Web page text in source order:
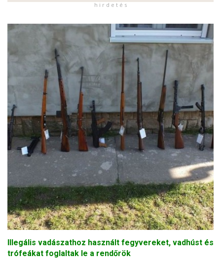
h i r d e t é s
Illegális vadászathoz használt fegyvereket, vadhúst és
trófeákat foglaltak le a rendőrök